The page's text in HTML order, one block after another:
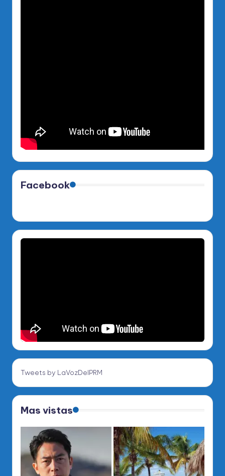
Facebook
Tweets by LaVozDelPRM
Mas vistas